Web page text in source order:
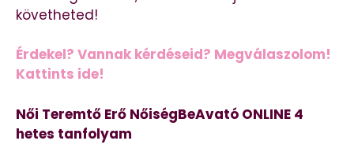
követheted!
Érdekel? Vannak kérdéseid? Megválaszolom!
Kattints ide!
Női Teremtő Erő NőiségBeAvató ONLINE 4
hetes tanfolyam